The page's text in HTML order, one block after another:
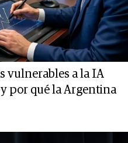
vulnerables a la IA
por qué la Argentina